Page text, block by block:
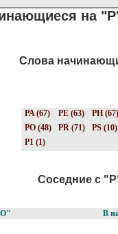
на
Слова
PA (67) PE (63)
PH (67)
PO (48)
PR (71)
PS (10)
P1 (1)
Соседние с
В